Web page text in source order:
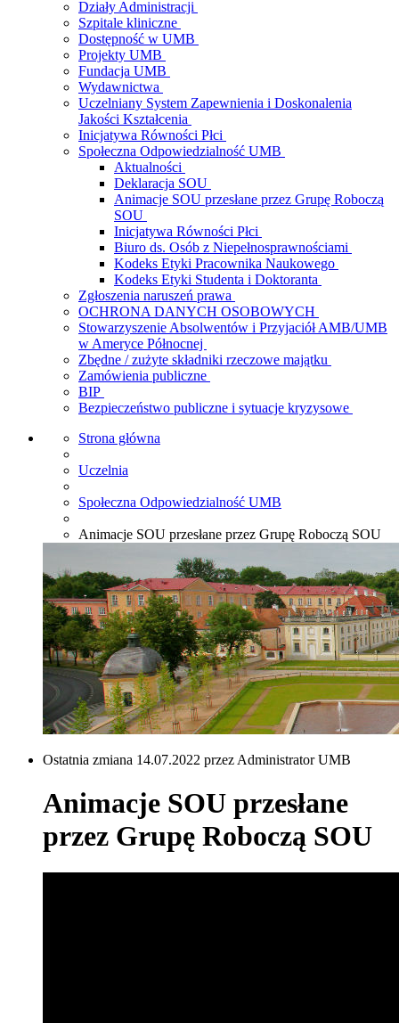
Działy Administracji
Szpitale kliniczne
Dostępność w UMB
Projekty UMB
Fundacja UMB
Wydawnictwa
Uczelniany System Zapewnienia i Doskonalenia
Jakości Kształcenia
Inicjatywa Równości Płci
Społeczna Odpowiedzialność UMB
Aktualności
Deklaracja SOU
Animacje SOU przesłane przez Grupę Roboczą
SOU
Inicjatywa Równości Płci
Biuro ds. Osób z Niepełnosprawnościami
Kodeks Etyki Pracownika Naukowego
Kodeks Etyki Studenta i Doktoranta
Zgłoszenia naruszeń prawa
OCHRONA DANYCH OSOBOWYCH
Stowarzyszenie Absolwentów i Przyjaciół AMB/UMB
w Ameryce Północnej
Zbędne / zużyte składniki rzeczowe majątku
Zamówienia publiczne
BIP
Bezpieczeństwo publiczne i sytuacje kryzysowe
Strona główna
Uczelnia
Społeczna Odpowiedzialność UMB
Animacje SOU przesłane przez Grupę Roboczą SOU
Ostatnia zmiana 14.07.2022 przez Administrator UMB
Animacje SOU przesłane
przez Grupę Roboczą SOU